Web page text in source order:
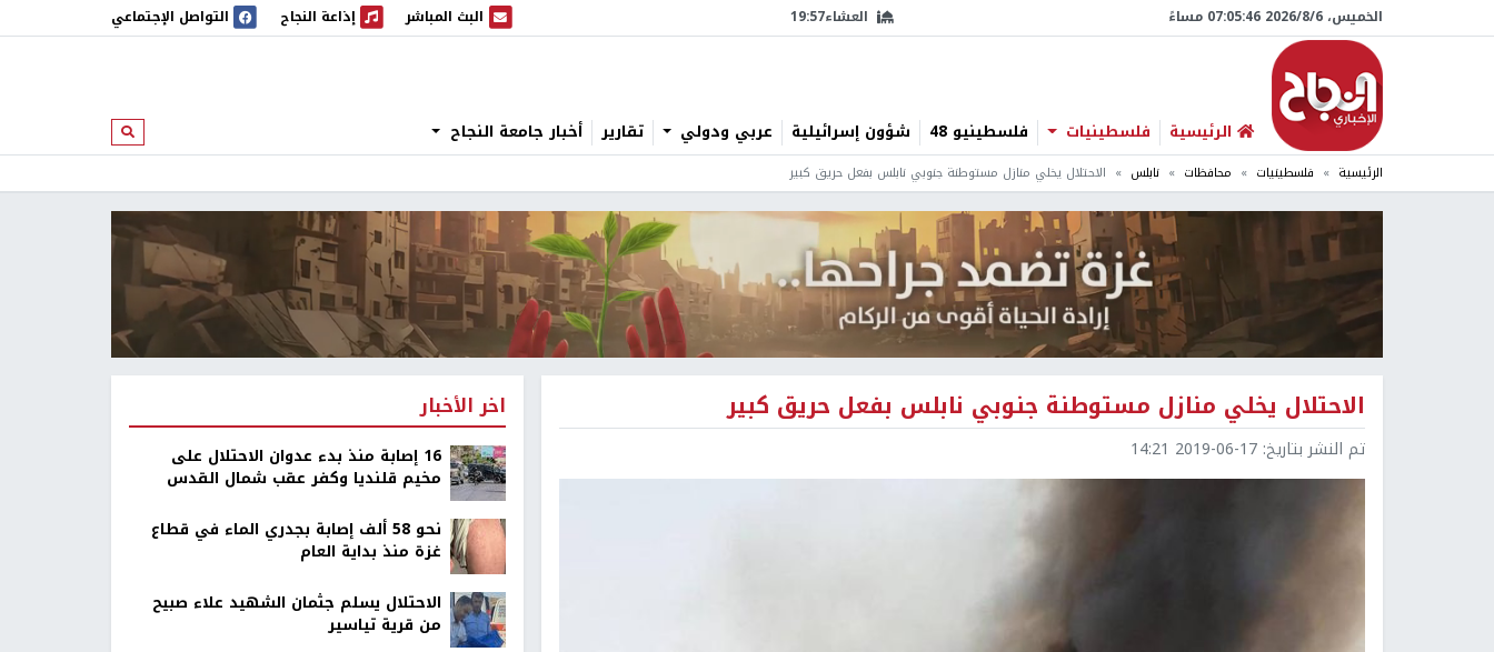
الخميس، 6/‏8/‏2026 07:05:46 مساءً العشاء19:57 البث المباشر
البث المباشر إذاعة النجاح
إذاعة النجاح التواصل الإجتماعي
الرئيسية فلسطينيات فلسطينيو 48 شؤون إسرائيلية عربي ودولي تقارير أخبار جامعة النجاح ابحث
الرئيسية فلسطينيات محافظات نابلس الاحتلال يخلي منازل مستوطنة جنوبي نابلس بفعل حريق كبير
الاحتلال يخلي منازل مستوطنة جنوبي نابلس بفعل حريق كبير
تم النشر بتاريخ: 2019-06-17 14:21
اخر الأخبار
16 إصابة منذ بدء عدوان الاحتلال على
مخيم قلنديا وكفر عقب شمال القدس
نحو 58 ألف إصابة بجدري الماء في قطاع
غزة منذ بداية العام
الاحتلال يسلم جثمان الشهيد علاء صبيح
من قرية تياسير